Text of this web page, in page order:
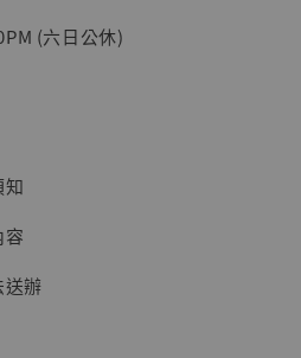
麻子 [BK01]
(六日公休)
送辦